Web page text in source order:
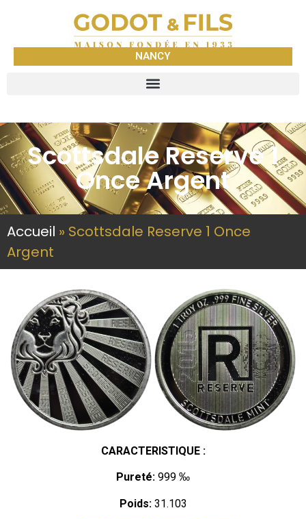
NANCY
Scottsdale Reserve 1
Once Argent
Accueil » Scottsdale Reserve 1 Once
Argent
CARACTERISTIQUE :
Pureté: 999 ‰
Poids:31.103